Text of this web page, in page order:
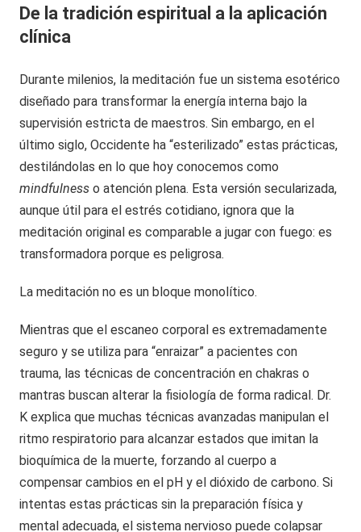
De la tradición espiritual a la aplicación
clínica
Durante milenios, la meditación fue un sistema esotérico
diseñado para transformar la energía interna bajo la
supervisión estricta de maestros. Sin embargo, en el
último siglo, Occidente ha “esterilizado” estas prácticas,
destilándolas en lo que hoy conocemos como
mindfulness o atención plena. Esta versión secularizada,
aunque útil para el estrés cotidiano, ignora que la
meditación original es comparable a jugar con fuego: es
transformadora porque es peligrosa.
La meditación no es un bloque monolítico.
Mientras que el escaneo corporal es extremadamente
seguro y se utiliza para “enraizar” a pacientes con
trauma, las técnicas de concentración en chakras o
mantras buscan alterar la fisiología de forma radical. Dr.
K explica que muchas técnicas avanzadas manipulan el
ritmo respiratorio para alcanzar estados que imitan la
bioquímica de la muerte, forzando al cuerpo a
compensar cambios en el pH y el dióxido de carbono. Si
intentas estas prácticas sin la preparación física y
mental adecuada, el sistema nervioso puede colapsar